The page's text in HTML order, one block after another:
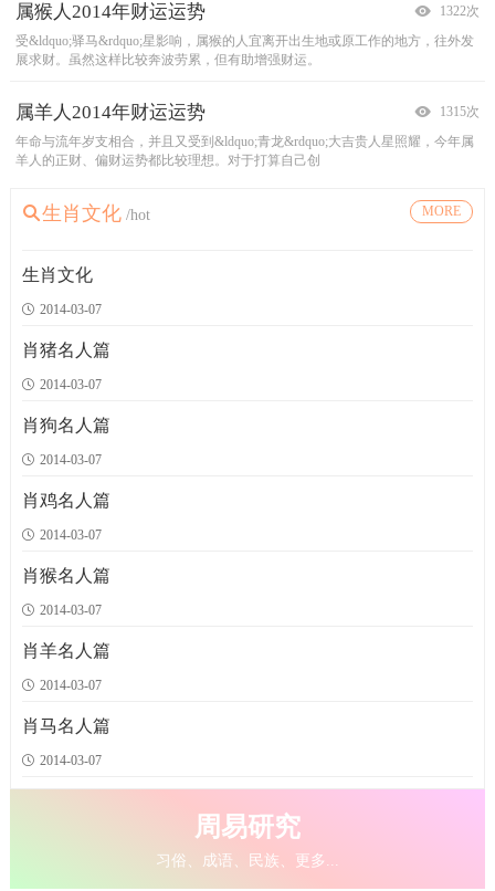
属猴人2014年财运运势
1322次
受&ldquo;驿马&rdquo;星影响，属猴的人宜离开出生地或原工作的地方，往外发
展求财。虽然这样比较奔波劳累，但有助增强财运。
属羊人2014年财运运势
1315次
年命与流年岁支相合，并且又受到&ldquo;青龙&rdquo;大吉贵人星照耀，今年属
羊人的正财、偏财运势都比较理想。对于打算自己创
属马人2014年财运运势
1336次
属蛇人2014年财运运势
属蛇的人今年偏财方面较为理想，将大有机会获得不错的偏财收入。尤其是从事
与脑力有关的行业，更利于才能的发挥，收入也会大
属龙人2014年财运运势
会得贵人帮扶，财运较往年会得到提升。进入&ldqu
属兔人2014年财运运势
属兔的朋友踏入2014马年，有幸得到多颗与贵人及幸运有关的吉星拱照，财运顺
属虎人2014年财运运势
从商人士受&ldquo;禄神&rdquo;及&ldquo;合太岁&rdquo;的影响，此年财运佳，
生意较往年顺遂；由于寅虎、午马、戌狗三个生肖属
神洲七号航天员生肖都属马
2381次
鲜艳的五星红旗下，三名精神奕奕的航天员穿着蓝色航天服，面带笑容地走进
&ldquo;问天阁&rdquo;的航天员出征大厅，隔着玻璃
富豪生肖多属鸡,一鸣惊人
2576次
中国《2008胡润百富榜》7日出炉，从生肖看，出生在鸡年的人似乎最有机
会一鸣惊人挤身富豪榜。 中央社报道，胡润百富
丑牛: 生肖名人
1543次
子鼠：生肖名人
鼠：贾南风 贾南风公元256年生于名门世家，是晋明初名臣贾充之女，后入
宫嫁给司马衷，司马衷登基后被立为皇后，史称
卯兔：生肖名人
宣帝刘询(公元前90年生，辛卯兔) 东汉光武帝
寅虎：生肖名人
寅虎：仁人志士 孙中山（1866—1925年）名文，字逸仙，号明德，广东香山
巳蛇：生肖名人
巳蛇：政治家韩非（公元前280年—前233年） 先秦法家思想的集大成
者，出身韩国贵族，与李斯同为荀卿的学生，曾多
养生秘方[狗]
1421次
狗 内心焦虑压抑，常常产生失眠、头痛、心律不整，不喜欢运动，吃饱饭
就坐下来，中年以后容易发胖，要放松心情常常运动
养生秘方[鸡]
1357次
鸡 个性上有点神经质容易紧张，所以消化系统常常有毛病，肺及支气管容
易过敏，所以在季节变换的时候要注意温度的变化。
养生秘方[猴]
1355次
养生秘方[羊]
羊外表柔弱好像身体不好，其实他们隐含著强大的生命力，但是中年以
后，保养身体的工作就要非常注重，体重可能会
养生秘方[蛇]
医院看病。睡眠品质比较差，要注意不要让情绪
养生秘方[马]
马 体格强壮，会让人认为非常健康，实际上活动力强，工作讲求效率，所
养生秘方[虎]
虎
生活不规律，饮食不正常，睡眠不充足，心情起伏不定，所以常常有情
绪失控和神经方面的隐忧，平常看起来很健康，
十二生肖测试
1499次
在十二生肖中，你应该远远避开谁？谁说的话可信？能否成为你的知心良朋？这
些问题是交际中必须注意的。以下列出的生肖搭
十二生肖的心理测试
1482次
1、假如世界末日来临，你只能解救一种动物，你会救以下哪一种？a. 兔. b. 羊.
c. 鹿. d. 马2．在非洲旅行土中，你造
「超准自恋测试」测试你的样子长得美与丑
1488次
生肖文化/hot MORE
生肖文化
2014-03-07
肖猪名人篇
2014-03-07
肖狗名人篇
2014-03-07
肖鸡名人篇
2014-03-07
肖猴名人篇
2014-03-07
肖羊名人篇
2014-03-07
肖马名人篇
2014-03-07
周易研究
习俗、成语、民族、更多...